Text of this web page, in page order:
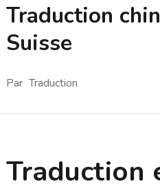
Traduction
Suisse
Par Traduction
Traduction